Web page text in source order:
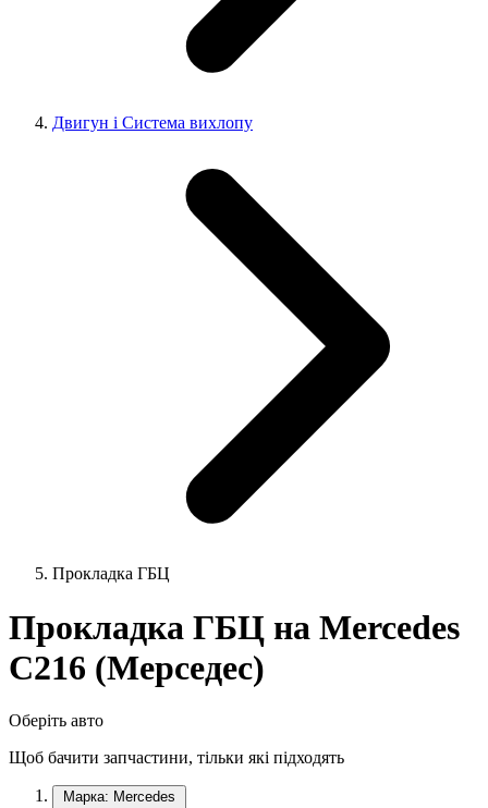
Двигун і Система вихлопу
Прокладка ГБЦ
Прокладка ГБЦ на Mercedes
C216 (Мерседес)
Оберіть авто
Щоб бачити запчастини, тільки які підходять
Марка: Mercedes